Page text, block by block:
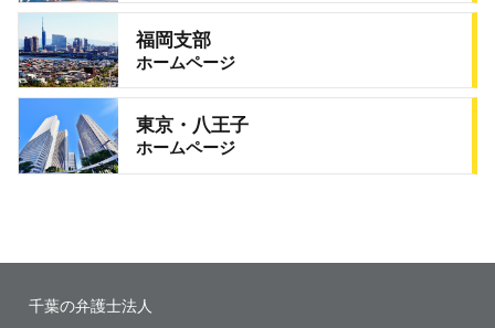
福岡支部
ホームページ
東京・八王子
ホームページ
千葉の弁護士法人